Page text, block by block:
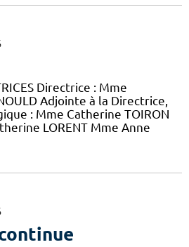
Directrice : Mme
Adjointe à la Directrice,
: Mme Catherine TOIRON
LORENT Mme Anne